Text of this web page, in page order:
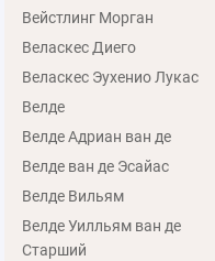
Вейстлинг Морган
Веласкес Диего
Веласкес Эухенио Лукас
Велде
Велде Адриан ван де
Велде ван де Эсайас
Велде Вильям
Велде Уилльям ван де
Старший